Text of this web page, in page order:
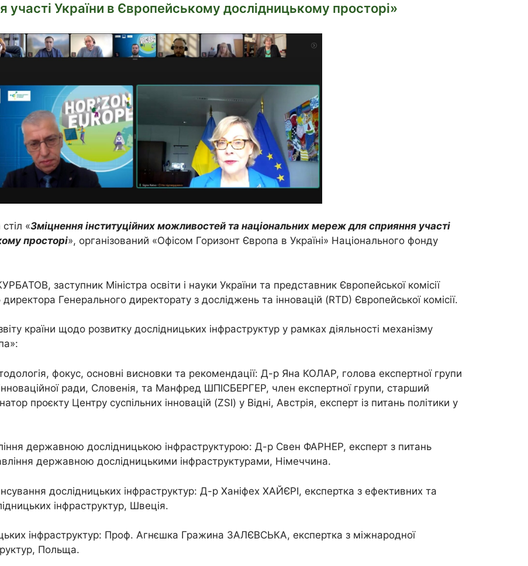
України в Європейському дослідницькому просторі»
«Зміцнення інституційних можливостей та національних мереж для сприяння участі
ому просторі», організований «Офісом Горизонт Європа в Україні» Національного фонду
заступник Міністра освіти і науки України та представник Європейської комісії
Генерального директорату з досліджень та інновацій (RTD) Європейської комісії.
країни щодо розвитку дослідницьких інфраструктур у рамках діяльності механізму
фокус, основні висновки та рекомендації: Д-р Яна КОЛАР, голова експертної групи
ради, Словенія, та Манфред ШПІСБЕРГЕР, член експертної групи, старший
проєкту Центру суспільних інновацій (ZSI) у Відні, Австрія, експерт із питань політики у
державною дослідницькою інфраструктурою: Д-р Свен ФАРНЕР, експерт з питань
державною дослідницькими інфраструктурами, Німеччина.
дослідницьких інфраструктур: Д-р Ханіфех ХАЙЄРІ, експертка з ефективних та
інфраструктур, Швеція.
інфраструктур: Проф. Агнєшка Гражина ЗАЛЄВСЬКА, експертка з міжнародної
Польща.